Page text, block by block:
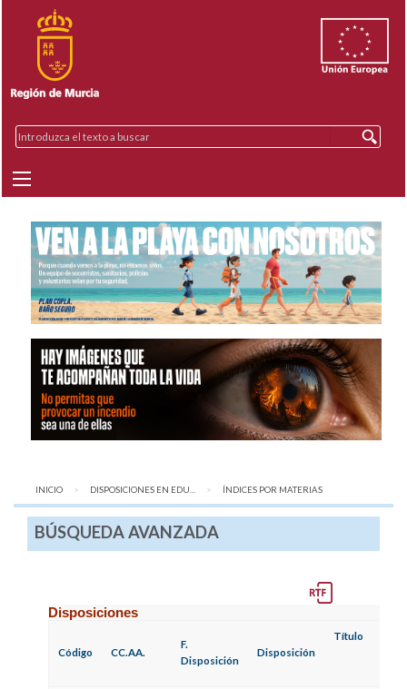
INICIO DISPOSICIONES EN EDU... AQUÍ:
ÍNDICES POR MATERIAS
BÚSQUEDA AVANZADA
Disposiciones
Código CC.AA.
F.
Disposición
Disposición
Título